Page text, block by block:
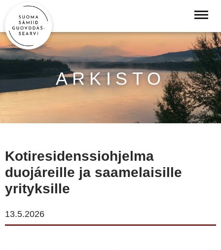
ARKISTO
Kotiresidenssiohjelma
duojáreille ja saamelaisille
yrityksille
13.5.2026